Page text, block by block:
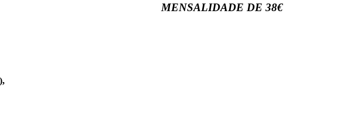
MENSALIDADE DE 38€